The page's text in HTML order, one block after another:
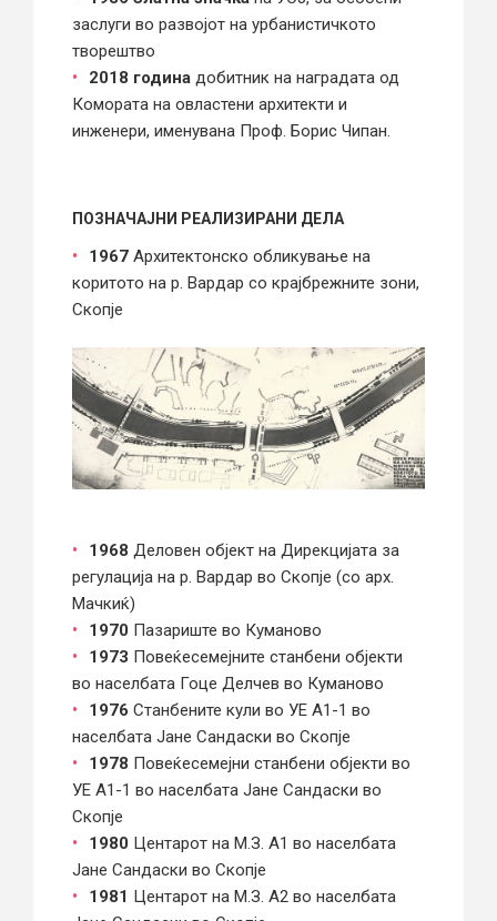
заслуги во развојот на урбанистичкото
творештво
2018 година добитник на наградата од
Комората на овластени архитекти и
инженери, именувана Проф. Борис Чипан.
ПОЗНАЧАЈНИ РЕАЛИЗИРАНИ ДЕЛА
1967 Архитектонско обликување на
коритото на р. Вардар со крајбрежните зони,
Скопје
1968 Деловен објект на Дирекцијата за
регулација на р. Вардар во Скопје (со арх.
Мачкиќ)
1970 Пазариште во Куманово
1973 Повеќесемејните станбени објекти
во населбата Гоце Делчев во Куманово
1976 Станбените кули во УЕ А1-1 во
населбата Јане Сандаски во Скопје
1978 Повеќесемејни станбени објекти во
УЕ А1-1 во населбата Јане Сандаски во
Скопје
1980 Центарот на М.З. А1 во населбата
Јане Сандаски во Скопје
1981 Центарот на М.З. А2 во населбата